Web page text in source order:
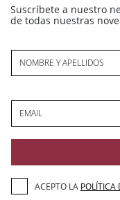
Suscríbete a nuestro
de todas nuestras
NOMBRE Y APELLIDOS
EMAIL
ACEPTO LA POLÍTICA